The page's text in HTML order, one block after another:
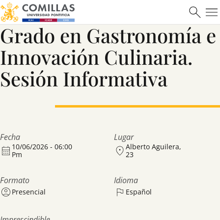
Saber más
Grado en Gastronomía e
Innovación Culinaria.
Sesión Informativa
Fecha
10/06/2026 - 06:00
Pm
Lugar
Alberto Aguilera,
23
Formato
Presencial
Idioma
Español